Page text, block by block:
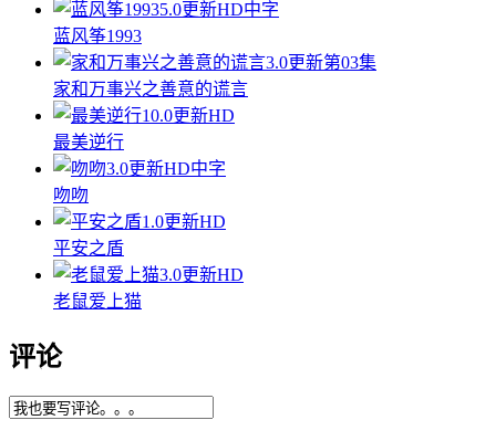
5.0更新HD中字
蓝风筝1993
3.0更新第03集
家和万事兴之善意的谎言
10.0更新HD
最美逆行
3.0更新HD中字
吻吻
1.0更新HD
平安之盾
3.0更新HD
老鼠爱上猫
评论